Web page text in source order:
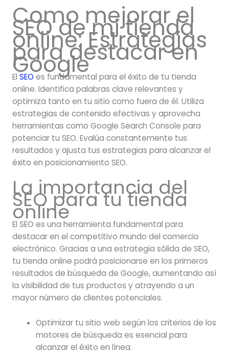
Como mejorar el
SEO de mi tienda
online: Estrategias
para destacar en
Google
El SEO es fundamental para el éxito de tu tienda
online. Identifica palabras clave relevantes y
optimiza tanto en tu sitio como fuera de él. Utiliza
estrategias de contenido efectivas y aprovecha
herramientas como Google Search Console para
potenciar tu SEO. Evalúa constantemente tus
resultados y ajusta tus estrategias para alcanzar el
éxito en posicionamiento SEO.
La importancia del
SEO para tu tienda
online
El SEO es una herramienta fundamental para
destacar en el competitivo mundo del comercio
electrónico. Gracias a una estrategia sólida de SEO,
tu tienda online podrá posicionarse en los primeros
resultados de búsqueda de Google, aumentando así
la visibilidad de tus productos y atrayendo a un
mayor número de clientes potenciales.
Optimizar tu sitio web según los criterios de los
motores de búsqueda es esencial para
alcanzar el éxito en línea.